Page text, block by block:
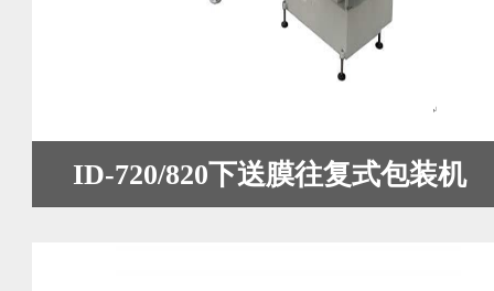
ID-720/820下送膜往复式包装机